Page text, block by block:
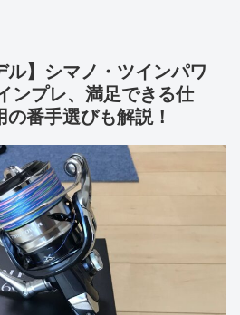
ル】シマノ・ツインパワ
ンプレ、満足できる仕
番手選びも解説！